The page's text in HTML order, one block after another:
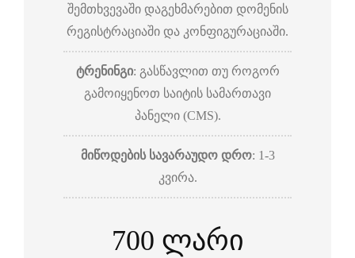
შემთხვევაში დაგეხმარებით დომენის
რეგისტრაციაში და კონფიგურაციაში.
ტრენინგი: გასწავლით თუ როგორ
გამოიყენოთ საიტის სამართავი
პანელი (CMS).
მიწოდების სავარაუდო დრო: 1-3
კვირა.
700 ლარი